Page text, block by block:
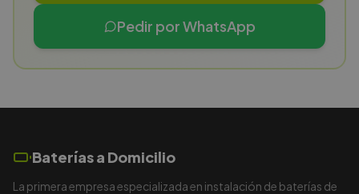
Pedir por WhatsApp
Baterías a Domicilio
La primera empresa especializada en instalación de baterías de